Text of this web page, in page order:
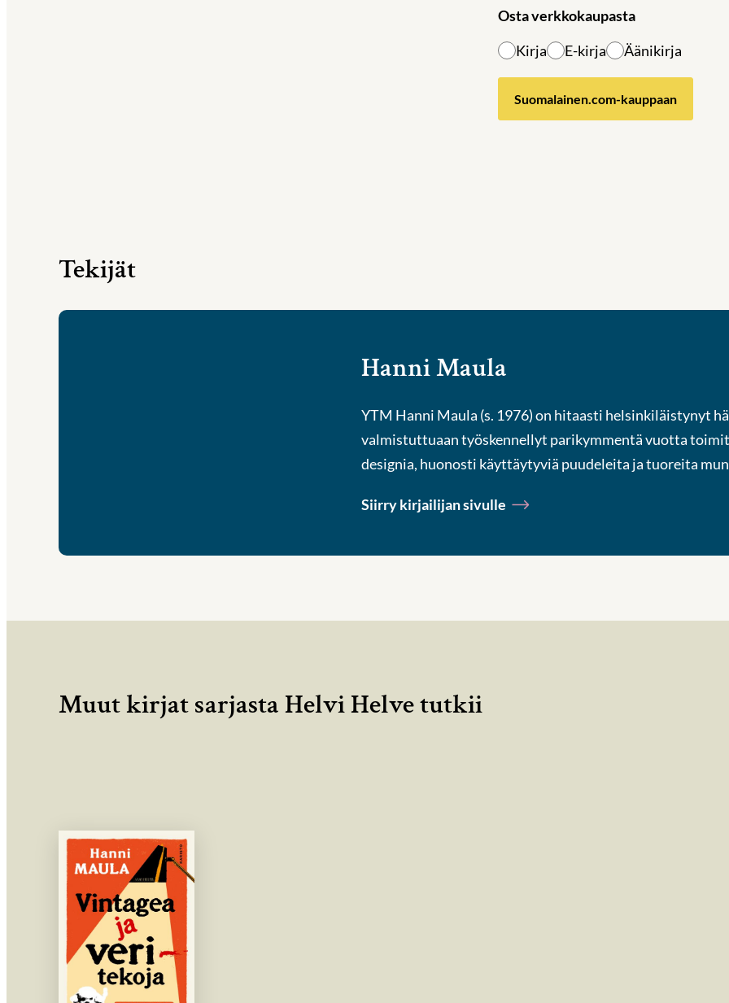
Osta verkkokaupasta
Kirja
E-kirja Äänikirja
Suomalainen.com-kauppaan
Tekijät
Hanni Maula
YTM Hanni Maula (s. 1976) on hitaasti helsinkiläistynyt
valmistuttuaan työskennellyt parikymmentä vuotta
designia, huonosti käyttäytyviä puudeleita ja tuoreita
Siirry kirjailijan sivulle
Muut kirjat sarjasta Helvi Helve tutkii